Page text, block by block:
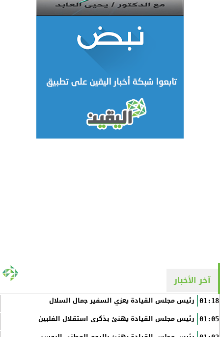
آخر الأخبار
01:18 رئيس مجلس القيادة يعزي السفير جمال السلال
01:05 رئيس مجلس القيادة يهنئ بذكرى استقلال الفلبين